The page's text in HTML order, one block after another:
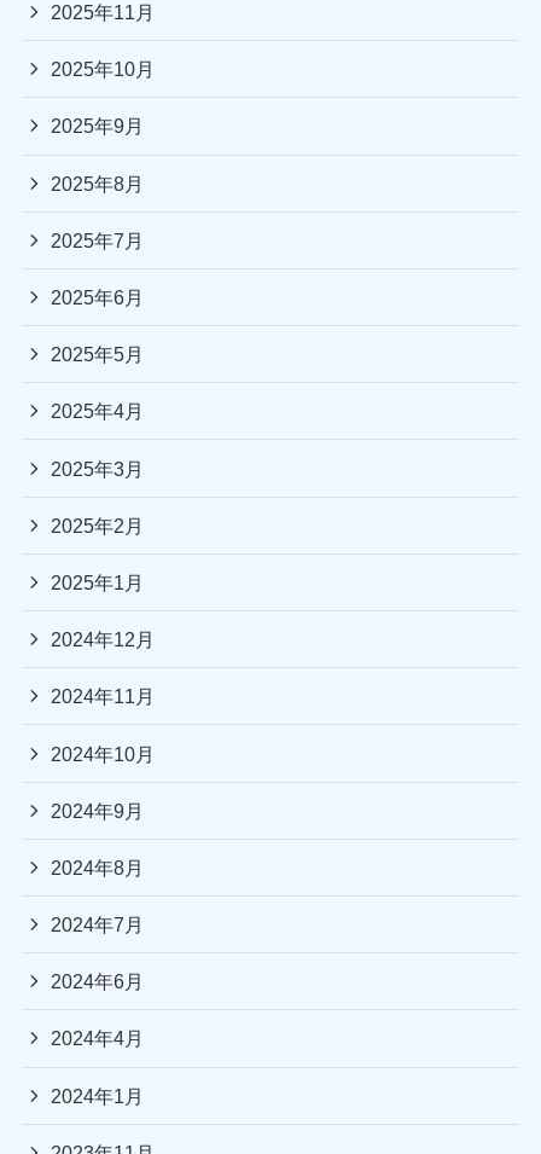
2025年11月
2025年10月
2025年9月
2025年8月
2025年7月
2025年6月
2025年5月
2025年4月
2025年3月
2025年2月
2025年1月
2024年12月
2024年11月
2024年10月
2024年9月
2024年8月
2024年7月
2024年6月
2024年4月
2024年1月